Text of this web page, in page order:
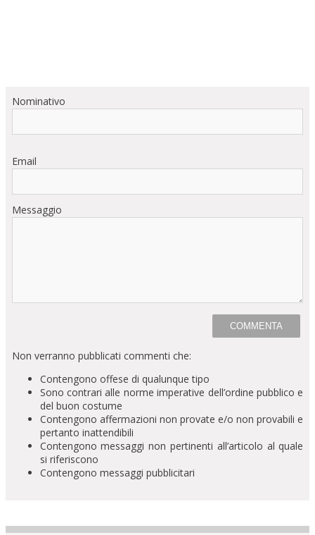
Nominativo
Email
Messaggio
Non verranno pubblicati commenti che:
Contengono offese di qualunque tipo
Sono contrari alle norme imperative dell’ordine pubblico e
del buon costume
Contengono affermazioni non provate e/o non provabili e
pertanto inattendibili
Contengono messaggi non pertinenti all’articolo al quale
si riferiscono
Contengono messaggi pubblicitari